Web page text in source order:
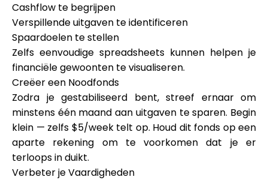
Cashflow te begrijpen
Verspillende uitgaven te identificeren
Spaardoelen te stellen
Zelfs eenvoudige spreadsheets kunnen helpen je
financiële gewoonten te visualiseren.
Creëer een Noodfonds
Zodra je gestabiliseerd bent, streef ernaar om
minstens één maand aan uitgaven te sparen. Begin
klein — zelfs $5/week telt op. Houd dit fonds op een
aparte rekening om te voorkomen dat je er
terloops in duikt.
Verbeter je Vaardigheden